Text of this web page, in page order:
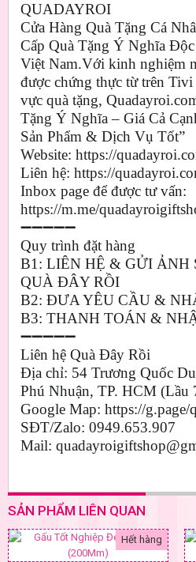
QUADAYROI
Cửa Hàng Quà Tặng Cá
Cấp Quà Tặng Ý Nghĩa
Việt Nam.Với kinh nghiệm
được chứng thực từ trên
vực quà tặng,
Tặng Ý Nghĩa – Giá Cả
Sản Phẩm & Dịch Vụ Tốt”
Website: https://
Liên hệ: https://
Inbox page để được tư vấn:
https://m.me/
➖➖➖➖➖
Quy trình đặt hàng
B1: LIÊN HỆ & GỬI ẢNH
QUÀ ĐÂY RỒI
B2: ĐƯA YÊU CẦU &
B3: THANH TOÁN &
➖➖➖➖➖
Liên hệ Quà Đây Rồi
Địa chỉ: 54 Trương Quốc
Phú Nhuận, TP. HCM (Lầu
Google Map: https://g.page/
SĐT/Zalo: 0949.653.907
Mail:
SẢN PHẨM LIÊN QUAN
Hết hàng